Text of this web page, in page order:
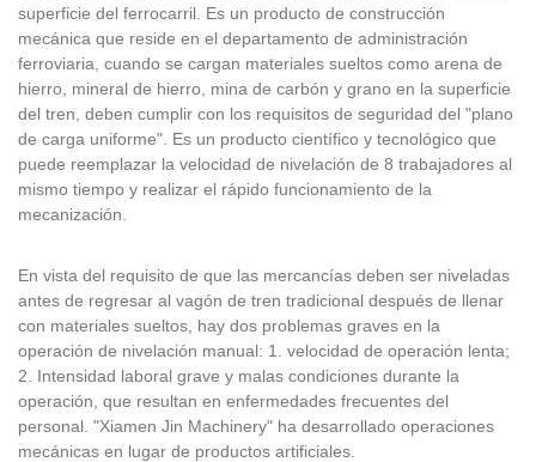
superficie del ferrocarril. Es un producto de construcción
mecánica que reside en el departamento de administración
ferroviaria, cuando se cargan materiales sueltos como arena de
hierro, mineral de hierro, mina de carbón y grano en la superficie
del tren, deben cumplir con los requisitos de seguridad del "plano
de carga uniforme". Es un producto científico y tecnológico que
puede reemplazar la velocidad de nivelación de 8 trabajadores al
mismo tiempo y realizar el rápido funcionamiento de la
mecanización.
En vista del requisito de que las mercancías deben ser niveladas
antes de regresar al vagón de tren tradicional después de llenar
con materiales sueltos, hay dos problemas graves en la
operación de nivelación manual: 1. velocidad de operación lenta;
2. Intensidad laboral grave y malas condiciones durante la
operación, que resultan en enfermedades frecuentes del
personal. "Xiamen Jin Machinery" ha desarrollado operaciones
mecánicas en lugar de productos artificiales.